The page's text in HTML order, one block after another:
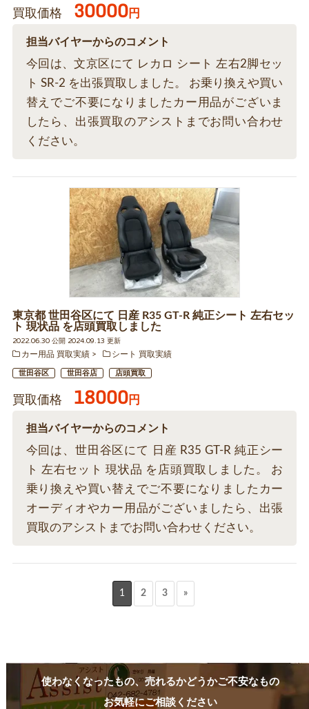
買取価格 30000円
担当バイヤーからのコメント
今回は、文京区にて レカロ シート 左右2脚セッ
ト SR-2 を出張買取しました。 お乗り換えや買い
替えでご不要になりましたカー用品がございま
したら、出張買取のアシストまでお問い合わせ
ください。
東京都 世田谷区にて 日産 R35 GT-R 純正シート 左右セッ
ト 現状品 を店頭買取しました
2022.06.30 公開 2024.09.13 更新
カー用品 買取実績
シート 買取実績
世田谷区 世田谷店 店頭買取
買取価格 18000円
担当バイヤーからのコメント
今回は、世田谷区にて 日産 R35 GT-R 純正シー
ト 左右セット 現状品 を店頭買取しました。 お
乗り換えや買い替えでご不要になりましたカー
オーディオやカー用品がございましたら、出張
買取のアシストまでお問い合わせください。
1 2 3 »
使わなくなったもの、売れるかどうかご不安なもの
お気軽にご相談ください